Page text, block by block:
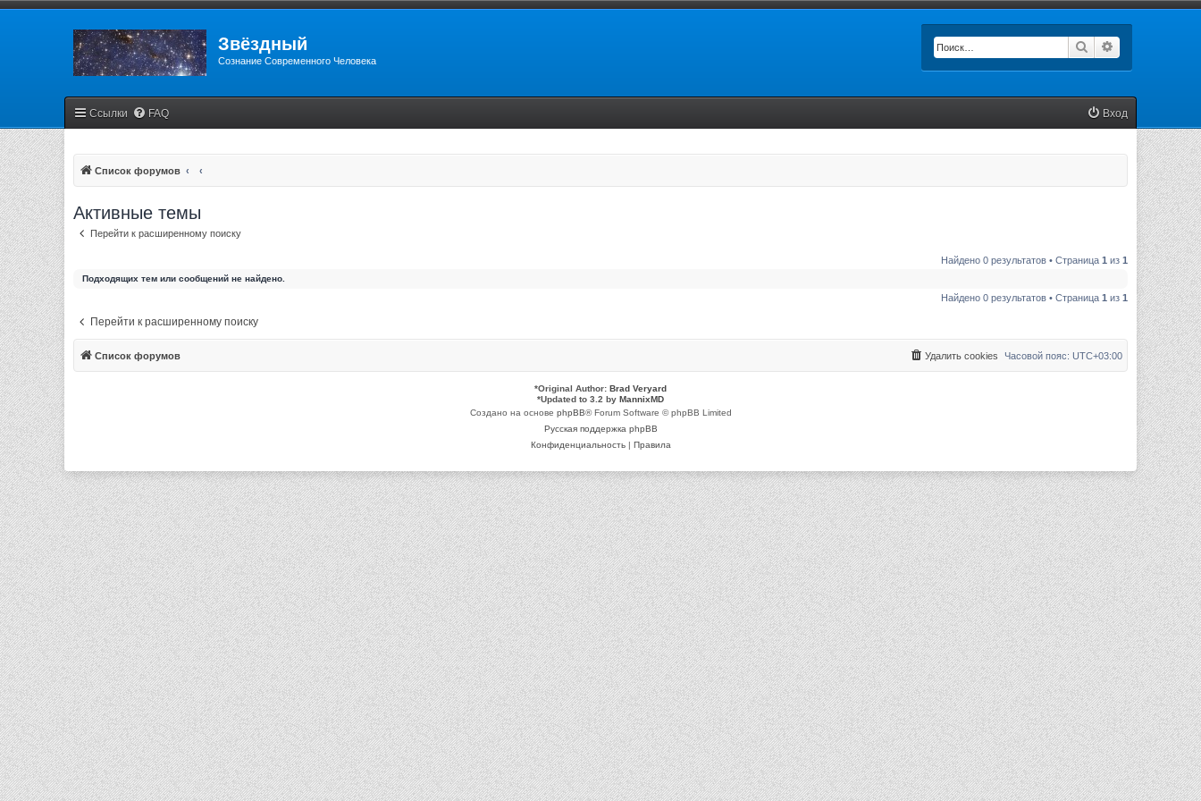
Звёздный
Сознание Современного Человека
Поиск
Ссылки FAQ Вход
Список форумов
Активные темы
Перейти к расширенному поиску
Найдено 0 результатов • Страница 1 из 1
Подходящих тем или сообщений не найдено.
Найдено 0 результатов • Страница 1 из 1
Перейти к расширенному поиску
Список форумов Часовой пояс: UTC+03:00
Удалить cookies
*Original Author: Brad Veryard
*Updated to 3.2 by MannixMD
Создано на основе phpBB® Forum Software © phpBB Limited
Русская поддержка phpBB
Конфиденциальность| Правила